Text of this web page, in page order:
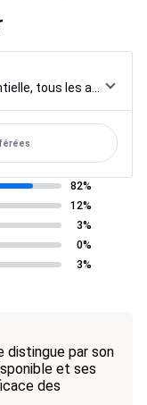
82%
12%
3%
0%
3%
distingue par son
et ses
des